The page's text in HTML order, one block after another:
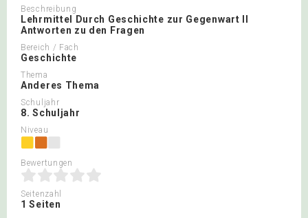
Beschreibung
Lehrmittel Durch Geschichte zur Gegenwart II
Antworten zu den Fragen
Bereich / Fach
Geschichte
Thema
Anderes Thema
Schuljahr
8. Schuljahr
Niveau
Bewertungen
Seitenzahl
1 Seiten